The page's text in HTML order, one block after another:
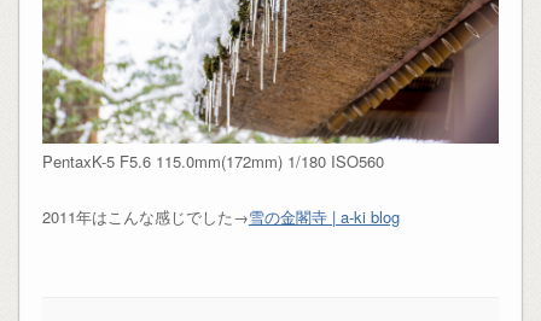
PentaxK-5 F5.6 115.0mm(172mm) 1/180 ISO560
2011年はこんな感じでした→雪の金閣寺 | a-ki blog